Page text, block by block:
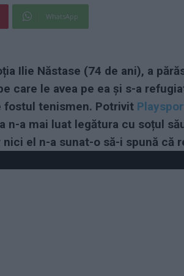
WhatsApp
Ilie Năstase (74 de ani), a
care le avea pe ea și s-a
fostul tenismen. Potrivit
n-a mai luat legătura cu soțul
el n-a sunat-o să-i spună că